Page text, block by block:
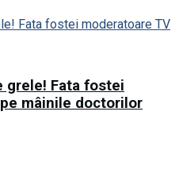
grele! Fata fostei
mâinile doctorilor